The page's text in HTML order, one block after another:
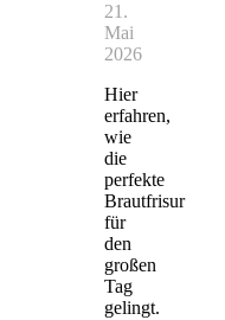
21.
Mai
2026
Hier
erfahren,
wie
die
perfekte
Brautfrisur
für
den
großen
Tag
gelingt.